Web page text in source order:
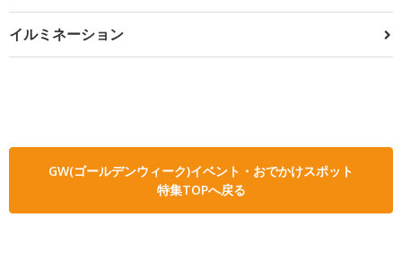
イルミネーション
GW(ゴールデンウィーク)イベント・おでかけスポット
特集TOPへ戻る